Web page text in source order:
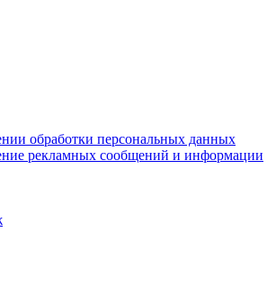
обработки персональных данных
рекламных сообщений и информации